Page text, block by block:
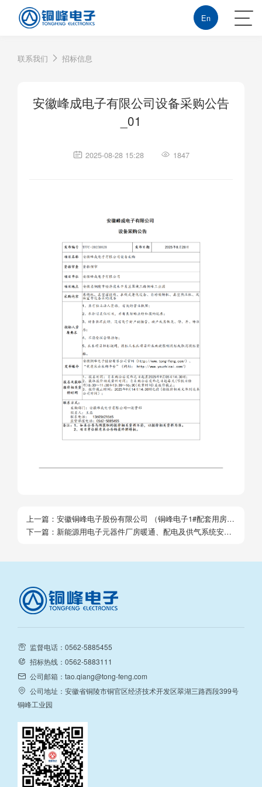
En
联系我们 招标信息
安徽峰成电子有限公司设备采购公告
_01
2025-08-28 15:28 1847
上一篇： 安徽铜峰电子股份有限公司 （铜峰电子1#配套用房屋
面防水工程 招标公告）_01
下一篇： 新能源用电子元器件厂房暖通、配电及供气系统安装
监督电话：0562-5885455
招标热线：0562-5883111
公司邮箱：tao.qiang@tong-feng.com
公司地址：安徽省铜陵市铜官区经济技术开发区翠湖三路西段399号
铜峰工业园